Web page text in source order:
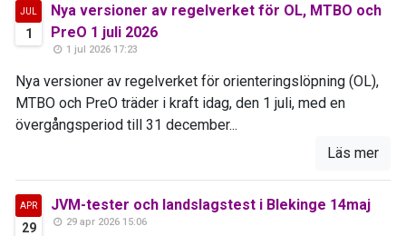
JUL
1
Nya versioner av regelverket för OL, MTBO och
PreO 1 juli 2026
1 jul 2026 17:23
Nya versioner av regelverket för orienteringslöpning (OL),
MTBO och PreO träder i kraft idag, den 1 juli, med en
övergångsperiod till 31 december...
Läs mer
APR
29
JVM-tester och landslagstest i Blekinge 14maj
29 apr 2026 15:06